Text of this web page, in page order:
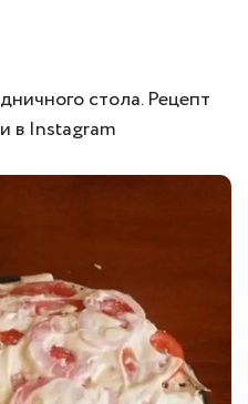
стола. Рецепт
в Instagram